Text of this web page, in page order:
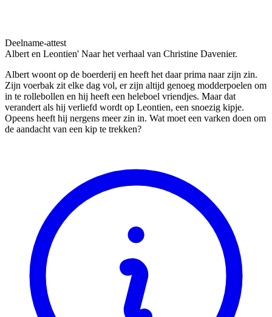
Deelname-attest
Albert en Leontien' Naar het verhaal van Christine Davenier.
Albert woont op de boerderij en heeft het daar prima naar zijn zin.
Zijn voerbak zit elke dag vol, er zijn altijd genoeg modderpoelen om
in te rollebollen en hij heeft een heleboel vriendjes. Maar dat
verandert als hij verliefd wordt op Leontien, een snoezig kipje.
Opeens heeft hij nergens meer zin in. Wat moet een varken doen om
de aandacht van een kip te trekken?